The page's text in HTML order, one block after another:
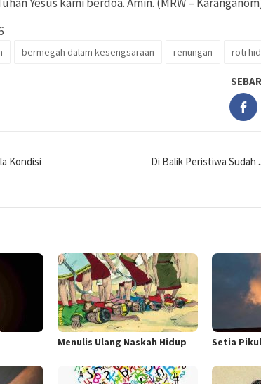
bermegah dalam kesengsaraan renungan roti
Kondisi
Di Balik Peristiwa Sudah
Menulis Ulang Naskah Hidup Setia